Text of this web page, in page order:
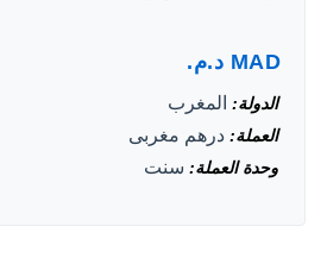
MAD د.م.
الدولة المغرب
العملة درهم مغربى
وحدة العملة سنت